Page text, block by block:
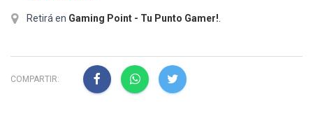
Retirá en Gaming Point - Tu Punto Gamer!
COMPARTIR: